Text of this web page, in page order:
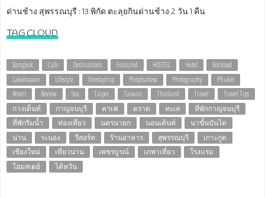
ด่านช้าง สุพรรณบุรี : 13 พิกัด ตะลุยกินด่านช้าง 2 วัน 1 คืน
TAG CLOUD
Bangkok Cafe Destinations Featured HOSTEL Hotel
Kohkood
Lakeheaven
Lifestyle Onedaytrip Phephatiew Photography
Phuket
Resort
Review Sea Taipei Taiwan Thailand Travel
Travel Tips
กางเต็นท์
กาญจนบุรี คาเฟ่ ตราด ทะเล
ที่พักกาญจนบุรี
ที่พักริมน้ำ
ท่องเที่ยว นครนายก นอนเต้นท์
นาขั้นบันได
น่าน
ระนอง รีสอร์ท ร้านอาหาร สุพรรณบุรี
เกาะกูด
เชียงใหม่
เที่ยวน่าน เพชรบูรณ์ เภพาเที่ยว
โรงแรม
โฮมสเตย์
ไต้หวัน